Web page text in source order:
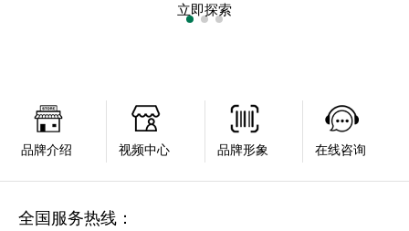
立即探索
品牌介绍 视频中心 品牌形象 在线咨询
全国服务热线：